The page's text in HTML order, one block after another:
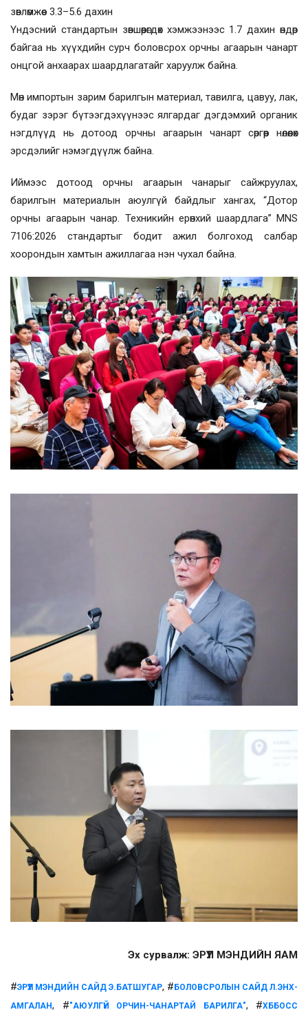
зөвлөмжөөс 3.3–5.6 дахин
Үндэсний стандартын зөвшөөрөгдөх хэмжээнээс 1.7 дахин өндөр
байгаа нь хүүхдийн сурч боловсрох орчны агаарын чанарт
онцгой анхаарах шаардлагатайг харуулж байна.
Мөн импортын зарим барилгын материал, тавилга, цавуу, лак,
будаг зэрэг бүтээгдэхүүнээс ялгардаг дэгдэмхий органик
нэгдлүүд нь дотоод орчны агаарын чанарт сөргөөр нөлөөлөх
эрсдэлийг нэмэгдүүлж байна.
Иймээс дотоод орчны агаарын чанарыг сайжруулах,
барилгын материалын аюулгүй байдлыг хангах, “Дотор
орчны агаарын чанар. Техникийн ерөнхий шаардлага” MNS
7106:2026 стандартыг бодит ажил болгоход салбар
хоорондын хамтын ажиллагаа нэн чухал байна.
Эх сурвалж: ЭРҮҮЛ МЭНДИЙН ЯАМ
#ЭРҮҮЛ МЭНДИЙН САЙД Э.БАТШУГАР, # БОЛОВСРОЛЫН САЙД Л.ЭНХ-
АМГАЛАН, #"АЮУЛГҮЙ ОРЧИН-ЧАНАРТАЙ БАРИЛГА", #ХББОСС